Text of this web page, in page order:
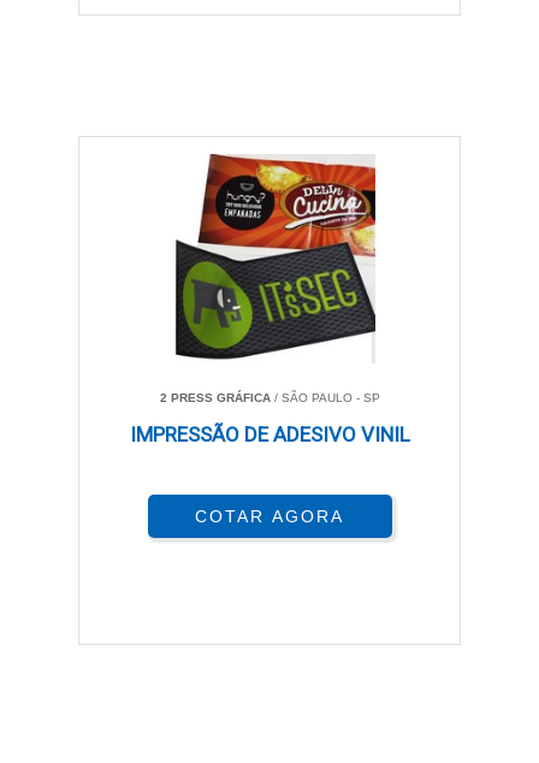
2 PRESS GRÁFICA/ SÃO PAULO - SP
IMPRESSÃO DE ADESIVO VINIL
COTAR AGORA